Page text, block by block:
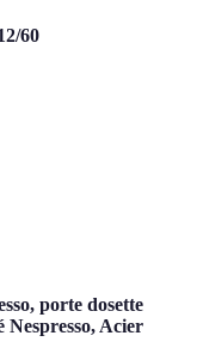
60
porte dosette
Nespresso, Acier